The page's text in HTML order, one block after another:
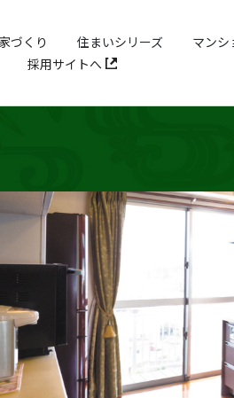
づくり 住まいシリーズ マンシ
採用サイトへ